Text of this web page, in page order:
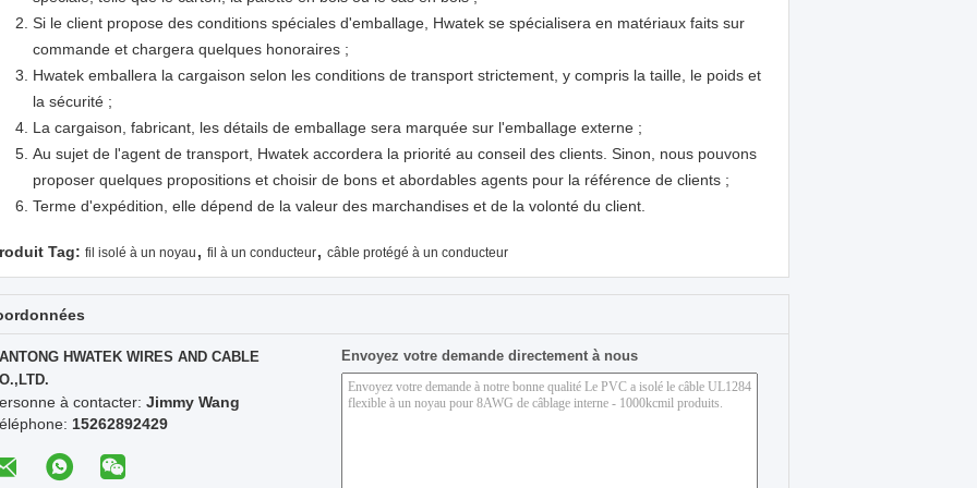
Si le client propose des conditions spéciales d'emballage, Hwatek se spécialisera en matériaux faits sur
commande et chargera quelques honoraires ;
Hwatek emballera la cargaison selon les conditions de transport strictement, y compris la taille, le poids et
la sécurité ;
La cargaison, fabricant, les détails de emballage sera marquée sur l'emballage externe ;
Au sujet de l'agent de transport, Hwatek accordera la priorité au conseil des clients. Sinon, nous pouvons
proposer quelques propositions et choisir de bons et abordables agents pour la référence de clients ;
Terme d'expédition, elle dépend de la valeur des marchandises et de la volonté du client.
Tag: fil isolé à un noyau , fil à un conducteur, câble protégé à un conducteur
HWATEK WIRES AND CABLE
à contacter: Jimmy Wang
15262892429
Envoyez votre demande directement à nous